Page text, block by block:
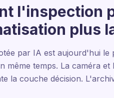
l'inspection
plus
par IA est aujourd'hui
même temps. La caméra
la couche décision.